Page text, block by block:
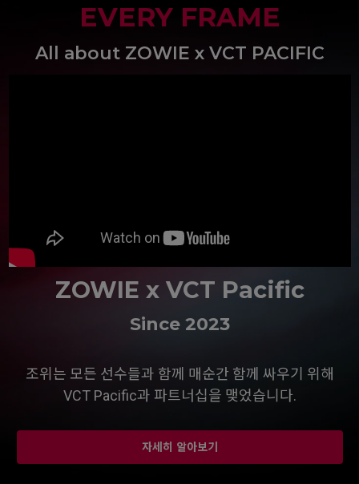
EVERY FRAME
All about ZOWIE x VCT PACIFIC
ZOWIE x VCT Pacific
Since 2023
조위는 모든 선수들과 함께 매순간 함께 싸우기 위해
VCT Pacific과 파트너십을 맺었습니다.
자세히 알아보기